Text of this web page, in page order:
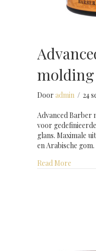
Door admin / 24
Advanced Barber
voor
glans. Maximale
en Arabische gom.
Read More